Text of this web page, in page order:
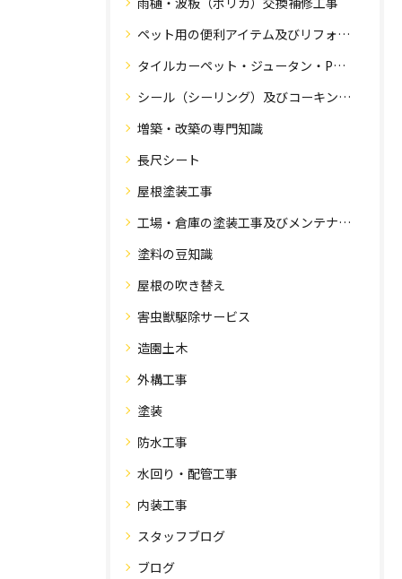
ペット用の便利アイテム及びリフォーム工事
タイルカーペット・ジュータン・Pタイル・床・フローリング工事
シール（シーリング）及びコーキング工事の専門知識
増築・改築の専門知識
長尺シート
屋根塗装工事
工場・倉庫の塗装工事及びメンテナンス
塗料の豆知識
屋根の吹き替え
害虫獣駆除サービス
造園土木
外構工事
塗装
防水工事
水回り・配管工事
内装工事
スタッフブログ
ブログ